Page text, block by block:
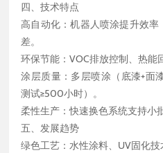
四、技术特点
高自动化：机器人喷涂提升效
差。
环保节能：VOC排放控制、热能
涂层质量：多层喷涂（底漆+面
测试≥500小时）。
柔性生产：快速换色系统支持小
五、发展趋势
绿色工艺：水性涂料、UV固化技